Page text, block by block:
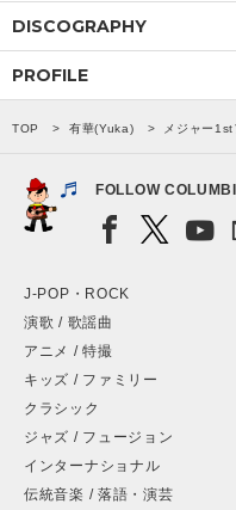
DISCOGRAPHY
PROFILE
TOP 有華(Yuka) メジャー
FOLLOW
J-POP・ROCK
演歌 / 歌謡曲
アニメ / 特撮
キッズ / ファミリー
クラシック
ジャズ / フュージョン
インターナショナル
伝統音楽 / 落語・演芸